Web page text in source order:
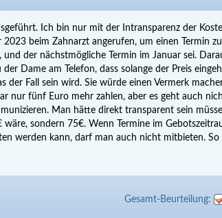
Ich bin nur mit der Intransparenz der
beim Zahnarzt angerufen, um einen Termin zu
der nächstmögliche Termin im Januar sei.
Dame am Telefon, dass solange der Preis
Fall sein wird. Sie würde einen Vermerk
nur fünf Euro mehr zahlen, aber es geht auch
Man hätte direkt transparent sein
sondern 75€. Wenn Termine im
werden kann, darf man auch nicht mitbieten. So
Gesamt-Beurteilung: